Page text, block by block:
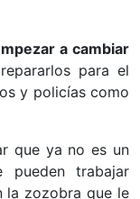
a cambiar
para el
y policías como
que ya no es un
pueden trabajar
la zozobra que le